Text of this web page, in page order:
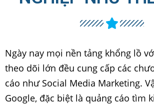
Ngày nay mọi nền tảng khổng lồ
theo dõi lớn đều cung cấp các
cáo như Social Media Marketing.
Google, đặc biệt là quảng cáo tìm